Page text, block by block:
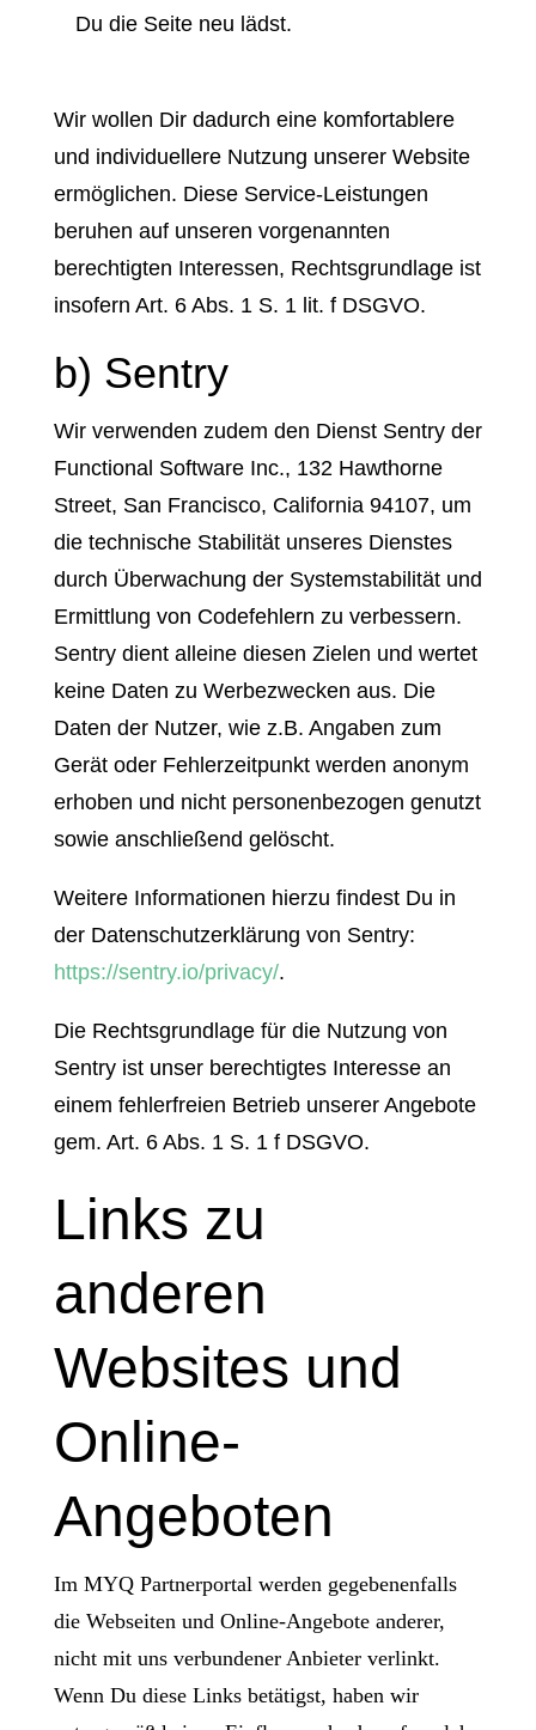
Du die Seite neu lädst.
Wir wollen Dir dadurch eine komfortablere
und individuellere Nutzung unserer Website
ermöglichen. Diese Service-Leistungen
beruhen auf unseren vorgenannten
berechtigten Interessen, Rechtsgrundlage ist
insofern Art. 6 Abs. 1 S. 1 lit. f DSGVO.
b) Sentry
Wir verwenden zudem den Dienst Sentry der
Functional Software Inc., 132 Hawthorne
Street, San Francisco, California 94107, um
die technische Stabilität unseres Dienstes
durch Überwachung der Systemstabilität und
Ermittlung von Codefehlern zu verbessern.
Sentry dient alleine diesen Zielen und wertet
keine Daten zu Werbezwecken aus. Die
Daten der Nutzer, wie z.B. Angaben zum
Gerät oder Fehlerzeitpunkt werden anonym
erhoben und nicht personenbezogen genutzt
sowie anschließend gelöscht.
Weitere Informationen hierzu findest Du in
der Datenschutzerklärung von Sentry:
https://sentry.io/privacy/.
Die Rechtsgrundlage für die Nutzung von
Sentry ist unser berechtigtes Interesse an
einem fehlerfreien Betrieb unserer Angebote
gem. Art. 6 Abs. 1 S. 1 f DSGVO.
Links zu
anderen
Websites und
Online-
Angeboten
Im MYQ Partnerportal werden gegebenenfalls
die Webseiten und Online-Angebote anderer,
nicht mit uns verbundener Anbieter verlinkt.
Wenn Du diese Links betätigst, haben wir